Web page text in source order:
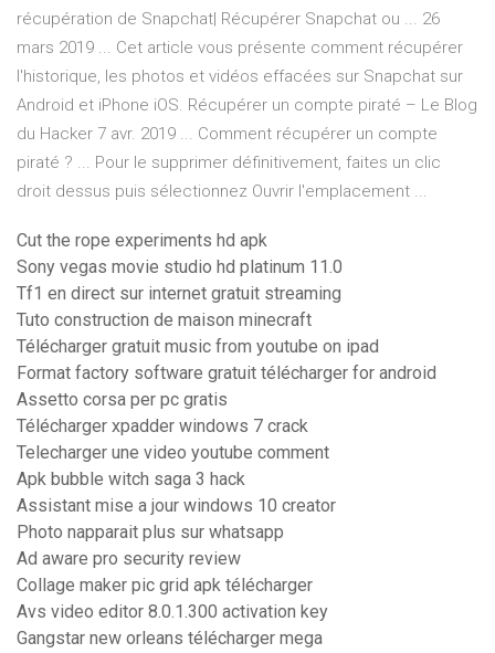
récupération de Snapchat| Récupérer Snapchat ou ... 26
mars 2019 ... Cet article vous présente comment récupérer
l'historique, les photos et vidéos effacées sur Snapchat sur
Android et iPhone iOS. Récupérer un compte piraté – Le Blog
du Hacker 7 avr. 2019 ... Comment récupérer un compte
piraté ? ... Pour le supprimer définitivement, faites un clic
droit dessus puis sélectionnez Ouvrir l'emplacement ...
Cut the rope experiments hd apk
Sony vegas movie studio hd platinum 11.0
Tf1 en direct sur internet gratuit streaming
Tuto construction de maison minecraft
Télécharger gratuit music from youtube on ipad
Format factory software gratuit télécharger for android
Assetto corsa per pc gratis
Télécharger xpadder windows 7 crack
Telecharger une video youtube comment
Apk bubble witch saga 3 hack
Assistant mise a jour windows 10 creator
Photo napparait plus sur whatsapp
Ad aware pro security review
Collage maker pic grid apk télécharger
Avs video editor 8.0.1.300 activation key
Gangstar new orleans télécharger mega